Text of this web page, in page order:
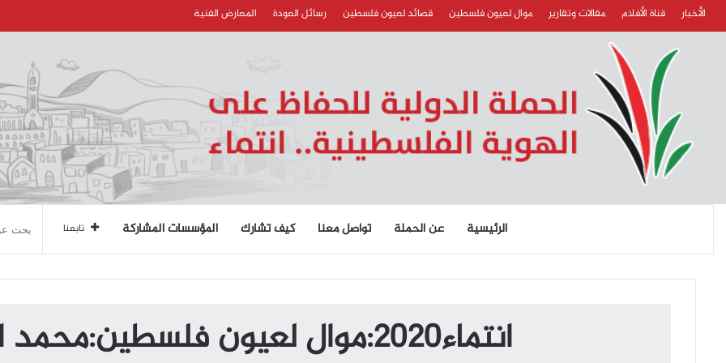
الأخبار قناة الأفلام مقالات وتقارير موال لعيون فلسطين قصائد لعيون فلسطين رسائل العودة المعارض الفنية
الرئيسية عن الحملة تواصل معنا كيف تشارك المؤسسات المشاركة تابعنا
انتماء2020:موال لعيون فلسطين:محمد الغانم:الأردن